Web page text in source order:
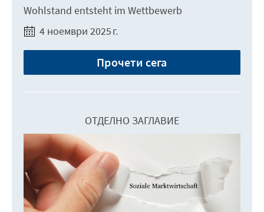
Wohlstand entsteht im Wettbewerb
4 ноември 2025 г.
Прочети сега
ОТДЕЛНО ЗАГЛАВИЕ